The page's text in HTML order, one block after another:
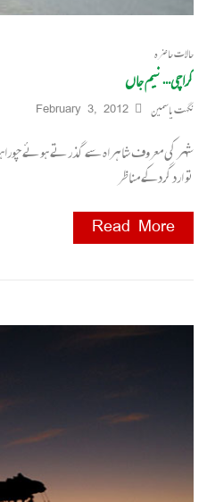
حالات حاضرہ
کراچی… نیم جاں
نگہت یاسمین February 3, 2012
شہر کی معروف شاہراہ سے گذرتے ہوئے
تو ارد گردکے مناظر
Read More